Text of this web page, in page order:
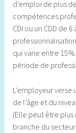
d’emploi de plus
compétences
CDI ou un CDD de
qui varie entre
période de
L’employeur
de l’âge et du
(Elle peut être
branche du